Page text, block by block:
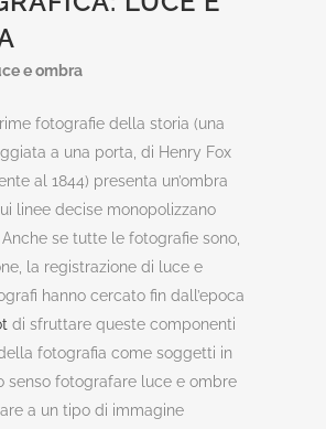
e ombra
fotografie della storia (una
a una porta, di Henry Fox
al 1844) presenta un’ombra
linee decise monopolizzano
Anche se tutte le fotografie sono,
la registrazione di luce e
hanno cercato fin dall’epoca
di sfruttare queste componenti
fotografia come soggetti in
senso fotografare luce e ombre
a un tipo di immagine